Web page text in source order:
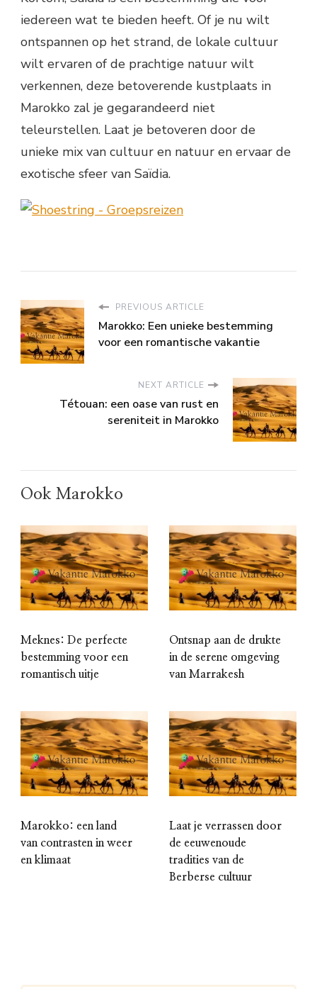
iedereen wat te bieden heeft. Of je nu wilt
ontspannen op het strand, de lokale cultuur
wilt ervaren of de prachtige natuur wilt
verkennen, deze betoverende kustplaats in
Marokko zal je gegarandeerd niet
teleurstellen. Laat je betoveren door de
unieke mix van cultuur en natuur en ervaar de
exotische sfeer van Saïdia.
PREVIOUS ARTICLE
Marokko: Een unieke bestemming
voor een romantische vakantie
NEXT ARTICLE
Tétouan: een oase van rust en
sereniteit in Marokko
Ook Marokko
Meknes: De perfecte
bestemming voor een
romantisch uitje
Ontsnap aan de drukte
in de serene omgeving
van Marrakesh
Marokko: een land
van contrasten in weer
en klimaat
Laat je verrassen door
de eeuwenoude
tradities van de
Berberse cultuur